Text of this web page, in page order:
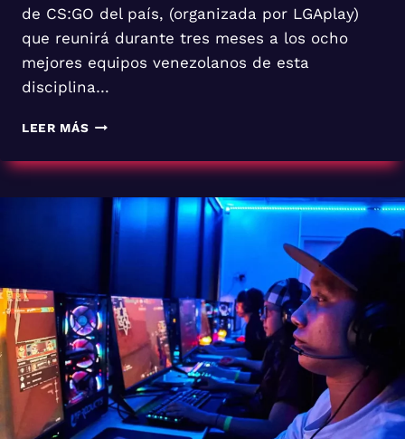
de CS:GO del país, (organizada por LGAplay)
que reunirá durante tres meses a los ocho
mejores equipos venezolanos de esta
disciplina…
LEER MÁSESTE
DE
INICIA
TEMPORADA
LA
STAR
PRO
LEAGUE